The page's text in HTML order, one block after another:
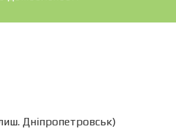
Дніпропетровськ)